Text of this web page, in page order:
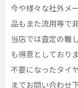
今や様々な社外メ
品もまた流用等で
当店では査定の難
も得意としておりま
不要になったタイ
までお問い合わせ